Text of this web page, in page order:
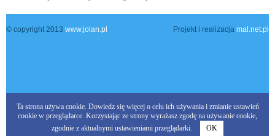
© copyright 2013 www.jolan.pl Projekt i realizacja mal.net.pl
Ta strona używa cookie. Dowiedz się więcejo celu ich używania i zmianie ustawień
cookie w przeglądarce. Korzystając ze strony wyrażasz zgodę na używanie cookie,
zgodnie z aktualnymi ustawieniami przeglądarki.
OK